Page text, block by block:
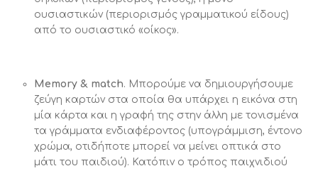
ουσιαστικών (περιορισμός γραμματικού είδους)
από το ουσιαστικό «οίκος».
Memory & match. Μπορούμε να δημιουργήσουμε
ζεύγη καρτών στα οποία θα υπάρχει η εικόνα στη
μία κάρτα και η γραφή της στην άλλη με τονισμένα
τα γράμματα ενδιαφέροντος (υπογράμμιση, έντονο
χρώμα, οτιδήποτε μπορεί να μείνει οπτικά στο
μάτι του παιδιού). Κατόπιν ο τρόπος παιχνιδιού